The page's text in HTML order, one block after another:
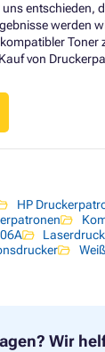
entschieden,
werden
von
HP
Wir